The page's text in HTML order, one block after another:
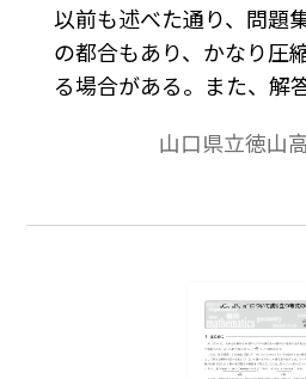
以前も述べた通り、問題
の都合もあり、かなり圧
る場合がある。また、解
存在していることもある
言った生徒に別解を提示
その問題を一般化した問
山口県立徳山